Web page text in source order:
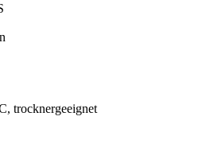
trocknergeeignet